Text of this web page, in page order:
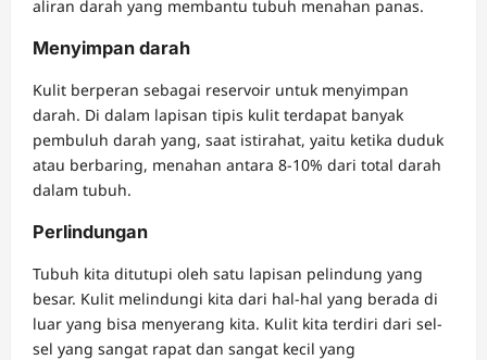
aliran darah yang membantu tubuh menahan panas.
Menyimpan darah
Kulit berperan sebagai reservoir untuk menyimpan
darah. Di dalam lapisan tipis kulit terdapat banyak
pembuluh darah yang, saat istirahat, yaitu ketika duduk
atau berbaring, menahan antara 8-10% dari total darah
dalam tubuh.
Perlindungan
Tubuh kita ditutupi oleh satu lapisan pelindung yang
besar. Kulit melindungi kita dari hal-hal yang berada di
luar yang bisa menyerang kita. Kulit kita terdiri dari sel-
sel yang sangat rapat dan sangat kecil yang